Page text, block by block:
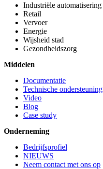
Industriële automatisering
Retail
Vervoer
Energie
Wijsheid stad
Gezondheidszorg
Middelen
Documentatie
Technische ondersteuning
Video
Blog
Case study
Onderneming
Bedrijfsprofiel
NIEUWS
Neem contact met ons op